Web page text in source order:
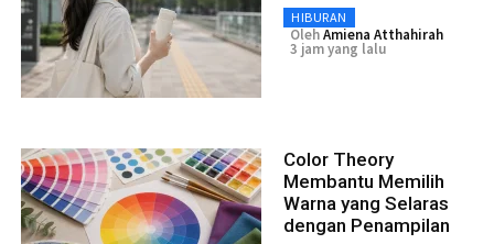
HIBURAN
OlehAmiena Atthahirah
3 jam yang lalu
Color Theory
Membantu Memilih
Warna yang Selaras
dengan Penampilan